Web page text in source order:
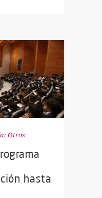
Otros
hasta